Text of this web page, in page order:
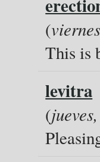
(
This is
levitra
(